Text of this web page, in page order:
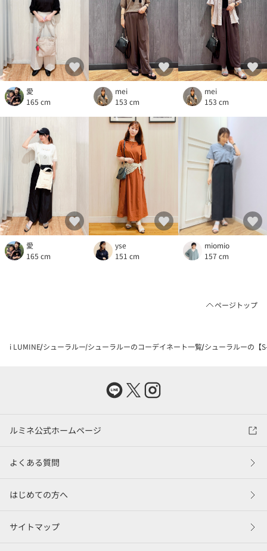
愛
165 cm
mei
153 cm
mei
153 cm
愛
165 cm
yse
151 cm
miomio
157 cm
ページトップ
i LUMINE シューラルー シューラルーのコーデイネート一覧 シューラルーの【
ルミネ公式ホームページ
よくある質問
はじめての方へ
サイトマップ